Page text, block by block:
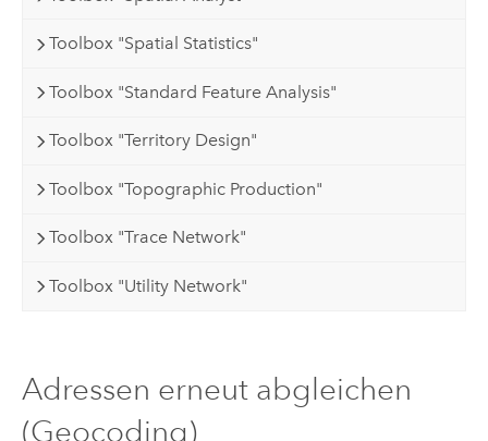
Toolbox "Spatial Statistics"
Toolbox "Standard Feature Analysis"
Toolbox "Territory Design"
Toolbox "Topographic Production"
Toolbox "Trace Network"
Toolbox "Utility Network"
Adressen erneut abgleichen
(Geocoding)